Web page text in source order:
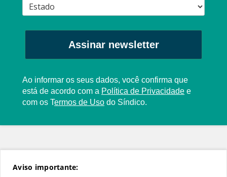
Assinar newsletter
Ao informar os seus dados, você confirma que
está de acordo com a Política de Privacidade e
com os Termos de Uso do Síndico.
Aviso importante: